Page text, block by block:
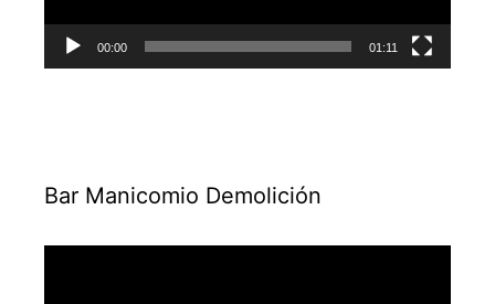
00:00 01:11
Bar Manicomio Demolición